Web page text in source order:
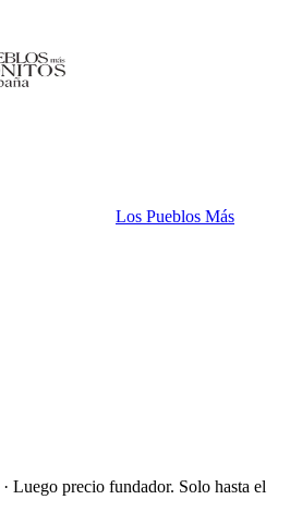
Los Pueblos Más
· Luego precio fundador. Solo hasta el